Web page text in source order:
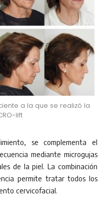
a la que se realizó la
lift
se complementa el
mediante microgujas
de la piel. La combinación
permite tratar todos los
cervicofacial.